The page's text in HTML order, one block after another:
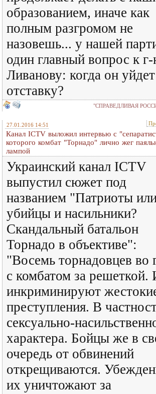
образованием, иначе как
полным разгромом не
назовешь... у нашей
один главный вопрос к
Ливанову: когда он
отставку?
"СПРАВЕДЛИВАЯ
27.01.2016 14:51
Канал ICTV выложил интервью с
которого комбат "Торнадо" лично жег
лампой
Украинский канал ICTV
выпустил сюжет под
названием "Патриоты
убийцы и насильники?
Скандальный батальон
Торнадо в объективе":
"Восемь торнадовцев во
с комбатом за
инкриминируют
преступления. В
сексуально-
характера. Бойцы же в
очередь от обвинений
открещиваются.
их уничтожают за